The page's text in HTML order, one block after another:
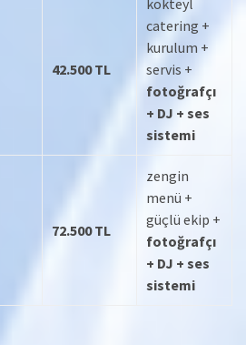
42.500 TL
catering +
kurulum +
servis +
fotoğrafçı
+ DJ + ses
sistemi
72.500 TL
zengin
menü +
güçlü ekip +
fotoğrafçı
+ DJ + ses
sistemi